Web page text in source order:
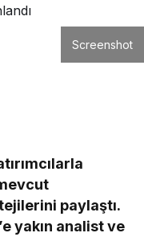
Screenshot
paylaştı.
yakın analist ve